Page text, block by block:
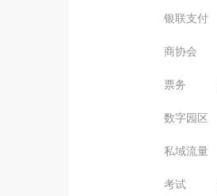
银联支付
商协会
票务
数字园区
私域流量
考试